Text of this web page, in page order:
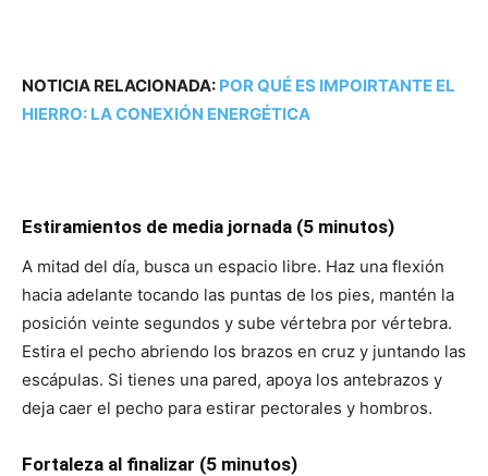
NOTICIA RELACIONADA: POR QUÉ ES IMPOIRTANTE EL
HIERRO: LA CONEXIÓN ENERGÉTICA
Estiramientos de media jornada (5 minutos)
A mitad del día, busca un espacio libre. Haz una flexión
hacia adelante tocando las puntas de los pies, mantén la
posición veinte segundos y sube vértebra por vértebra.
Estira el pecho abriendo los brazos en cruz y juntando las
escápulas. Si tienes una pared, apoya los antebrazos y
deja caer el pecho para estirar pectorales y hombros.
Fortaleza al finalizar (5 minutos)